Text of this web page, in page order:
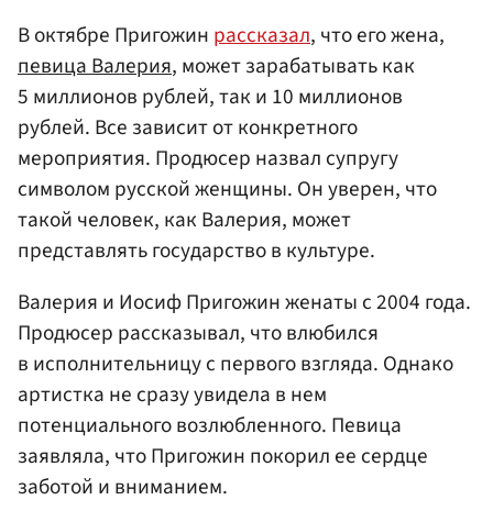
В октябре Пригожин рассказал, что его жена,
певица Валерия, может зарабатывать как
5 миллионов рублей, так и 10 миллионов
рублей. Все зависит от конкретного
мероприятия. Продюсер назвал супругу
символом русской женщины. Он уверен, что
такой человек, как Валерия, может
представлять государство в культуре.
Валерия и Иосиф Пригожин женаты с 2004 года.
Продюсер рассказывал, что влюбился
в исполнительницу с первого взгляда. Однако
артистка не сразу увидела в нем
потенциального возлюбленного. Певица
заявляла, что Пригожин покорил ее сердце
заботой и вниманием.